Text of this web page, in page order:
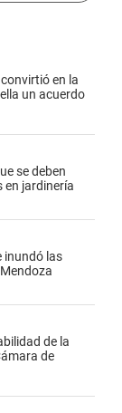
en la
un acuerdo
se deben
en jardinería
inundó las
de la
de